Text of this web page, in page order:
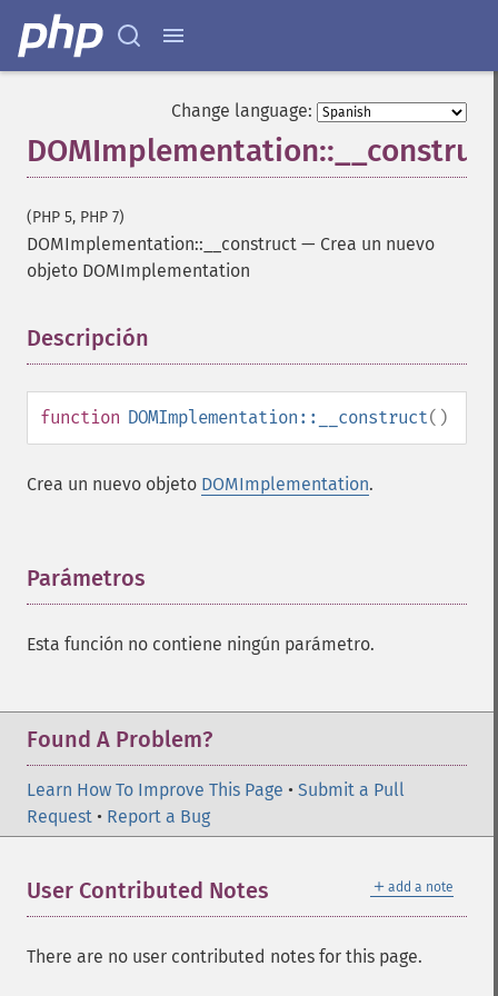
Change language:
(PHP 5, PHP 7)
DOMImplementation::__construct — Crea un nuevo
objeto DOMImplementation
Descripción
function DOMImplementation::__construct()
Crea un nuevo objeto DOMImplementation.
Parámetros
Esta función no contiene ningún parámetro.
Found A Problem?
Learn How To Improve This Page • Submit a Pull
Request • Report a Bug
＋ add a note
User Contributed Notes
There are no user contributed notes for this page.